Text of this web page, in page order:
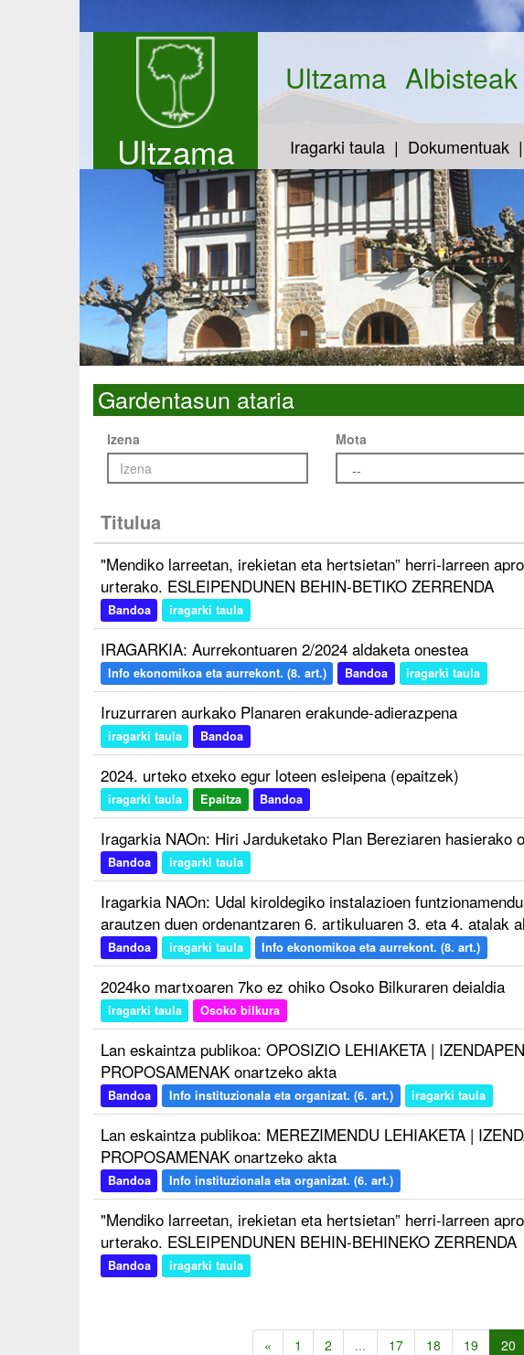
Ultzama
Ultzama Albisteak
Iragarki taula Dokumentuak
Gardentasun ataria
Izena
Mota
Titulua
"Mendiko larreetan, irekietan eta hertsietan” herri-larreen
urterako. ESLEIPENDUNEN BEHIN-BETIKO ZERRENDA
Bandoa iragarki taula
IRAGARKIA: Aurrekontuaren 2/2024 aldaketa onestea
Info ekonomikoa eta aurrekont. (8. art.) Bandoa iragarki taula
Iruzurraren aurkako Planaren erakunde-adierazpena
iragarki taula Bandoa
2024. urteko etxeko egur loteen esleipena (epaitzek)
iragarki taula Epaitza Bandoa
Iragarkia NAOn: Hiri Jarduketako Plan Bereziaren hasierako
Bandoa iragarki taula
Iragarkia NAOn: Udal kiroldegiko instalazioen
arautzen duen ordenantzaren 6. artikuluaren 3. eta 4. atalak
Bandoa iragarki taula Info ekonomikoa eta aurrekont. (8. art.)
2024ko martxoaren 7ko ez ohiko Osoko Bilkuraren deialdia
iragarki taula Osoko bilkura
Lan eskaintza publikoa: OPOSIZIO LEHIAKETA |
PROPOSAMENAK onartzeko akta
Bandoa Info instituzionala eta organizat. (6. art.) iragarki taula
Lan eskaintza publikoa: MEREZIMENDU LEHIAKETA |
PROPOSAMENAK onartzeko akta
Bandoa Info instituzionala eta organizat. (6. art.)
"Mendiko larreetan, irekietan eta hertsietan” herri-larreen
urterako. ESLEIPENDUNEN BEHIN-BEHINEKO ZERRENDA
Bandoa iragarki taula
« 1 2 ... 17 18 19 20